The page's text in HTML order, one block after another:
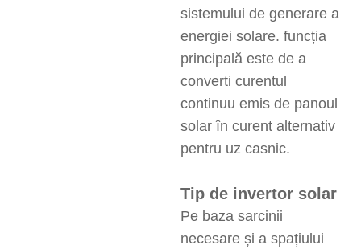
sistemului de generare a
energiei solare. funcția
principală este de a
converti curentul
continuu emis de panoul
solar în curent alternativ
pentru uz casnic.
Tip de invertor solar
Pe baza sarcinii
necesare și a spațiului